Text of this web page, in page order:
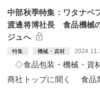
中部秋季特集：ワタナベ
渡邊将博社長 食品機械
ジュへ
特集 機械・資材
◇食品包装・機械・資
商社トップに聞く 食品